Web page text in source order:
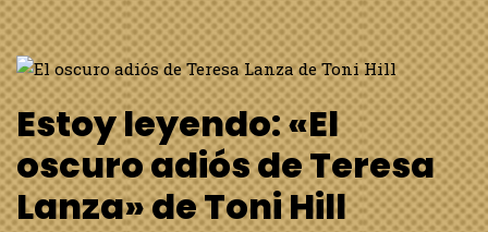
Estoy leyendo: «El
oscuro adiós de Teresa
Lanza» de Toni Hill